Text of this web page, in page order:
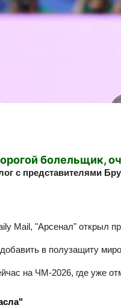
болельщик,
с представителями
Mail, "Арсенал" открыл
в полузащиту
на ЧМ‑2026, где уже